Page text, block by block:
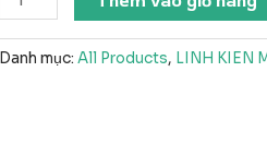
7PORT
công
Danh mục: All Products, LINH KIEN